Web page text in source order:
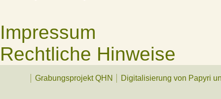
Impressum
Rechtliche Hinweise
Grabungsprojekt QHN Digitalisierung von Papyri